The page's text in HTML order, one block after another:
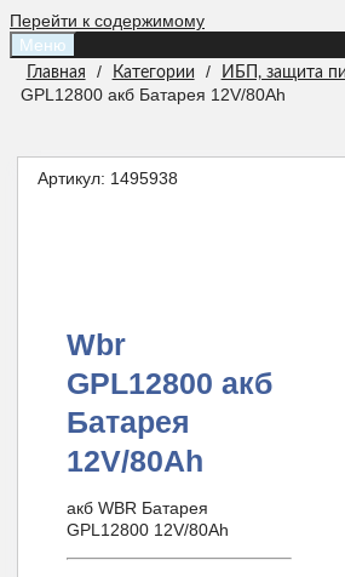
Перейти к содержимому
Меню
Главная / Категории / ИБП, защита
GPL12800 акб Батарея 12V/80Ah
Артикул: 1495938
Wbr
GPL12800 акб
Батарея
12V/80Ah
акб WBR Батарея
GPL12800 12V/80Ah